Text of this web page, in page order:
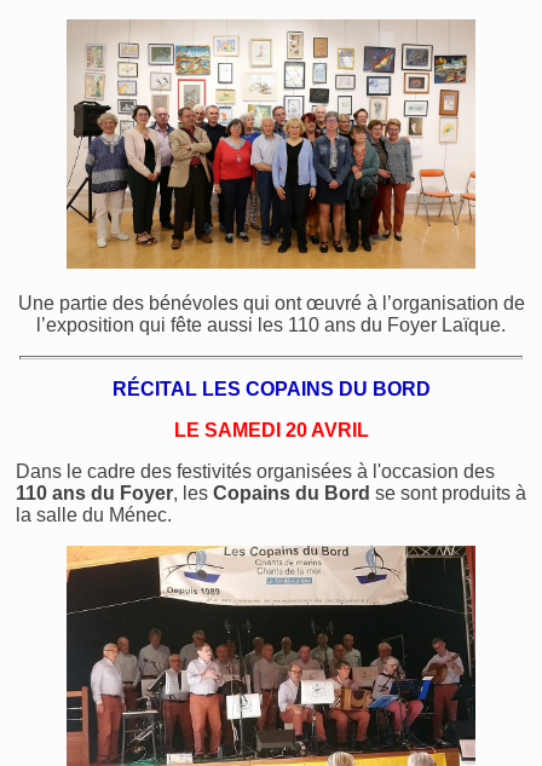
Une partie des bénévoles qui ont œuvré à l’organisation de
l’exposition qui fête aussi les 110 ans du Foyer Laïque.
RÉCITAL LES COPAINS DU BORD
LE SAMEDI 20 AVRIL
Dans le cadre des festivités organisées à l'occasion des
110 ans du Foyer, les Copains du Bord se sont produits à
la salle du Ménec.